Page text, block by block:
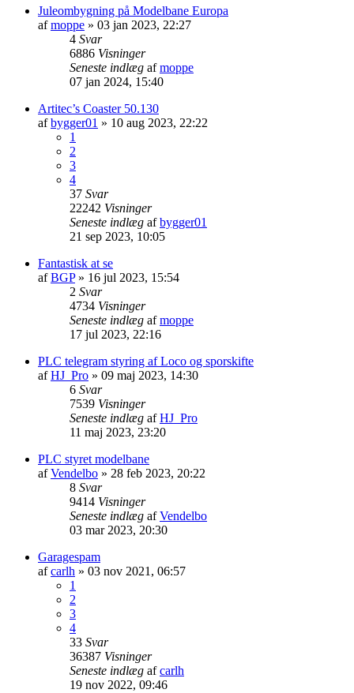
Juleombygning på Modelbane Europa
afmoppe » 03 jan 2023, 22:27
4 Svar
6886 Visninger
Seneste indlæg afmoppe
07 jan 2024, 15:40
Artitec’s Coaster 50.130
afbygger01 » 10 aug 2023, 22:22
1
2
3
4
37 Svar
22242 Visninger
Seneste indlæg afbygger01
21 sep 2023, 10:05
Fantastisk at se
afBGP» 16 jul 2023, 15:54
2 Svar
4734 Visninger
Seneste indlæg afmoppe
17 jul 2023, 22:16
PLC telegram styring af Loco og sporskifte
afHJ_Pro » 09 maj 2023, 14:30
6 Svar
7539 Visninger
Seneste indlæg afHJ_Pro
11 maj 2023, 23:20
PLC styret modelbane
afVendelbo » 28 feb 2023, 20:22
8 Svar
9414 Visninger
Seneste indlæg afVendelbo
03 mar 2023, 20:30
Garagespam
afcarlh » 03 nov 2021, 06:57
1
2
3
4
33 Svar
36387 Visninger
Seneste indlæg afcarlh
19 nov 2022, 09:46